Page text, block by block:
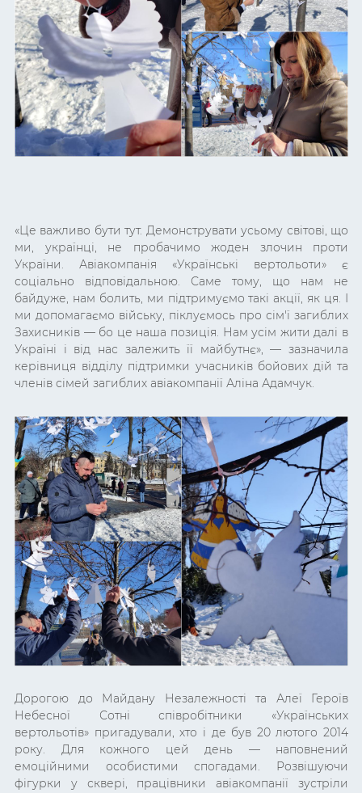
«Це важливо бути тут. Демонструвати усьому світові, що
ми, українці, не пробачимо жоден злочин проти
України. Авіакомпанія «Українські вертольоти» є
соціально відповідальною. Саме тому, що нам не
байдуже, нам болить, ми підтримуємо такі акції, як ця. І
ми допомагаємо війську, піклуємось про сім'ї загиблих
Захисників — бо це наша позиція. Нам усім жити далі в
Україні і від нас залежить її майбутнє»,— зазначила
керівниця відділу підтримки учасників бойових дій та
членів сімей загиблих авіакомпанії Аліна Адамчук
Дорогою до Майдану Незалежності та Алеї Героїв
Небесної Сотніспівробітники «Українських
вертольотів» пригадували, хто і де був 20 лютого 2014
року. Для кожного цей день — наповнений
емоційними особистими спогадами. Розвішуючи
фігурки у сквері, працівники авіакомпанії зустріли